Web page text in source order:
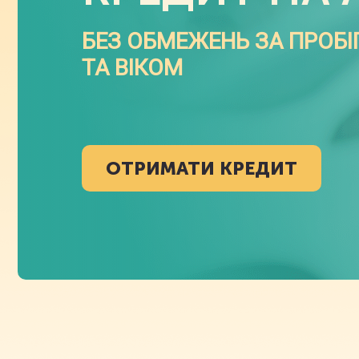
БЕЗ ОБМЕЖЕНЬ ЗА
ТА ВІКОМ
ОТРИМАТИ КРЕДИТ